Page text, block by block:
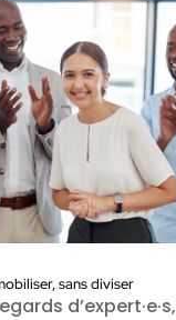
sans diviser
d’expert·e·s,